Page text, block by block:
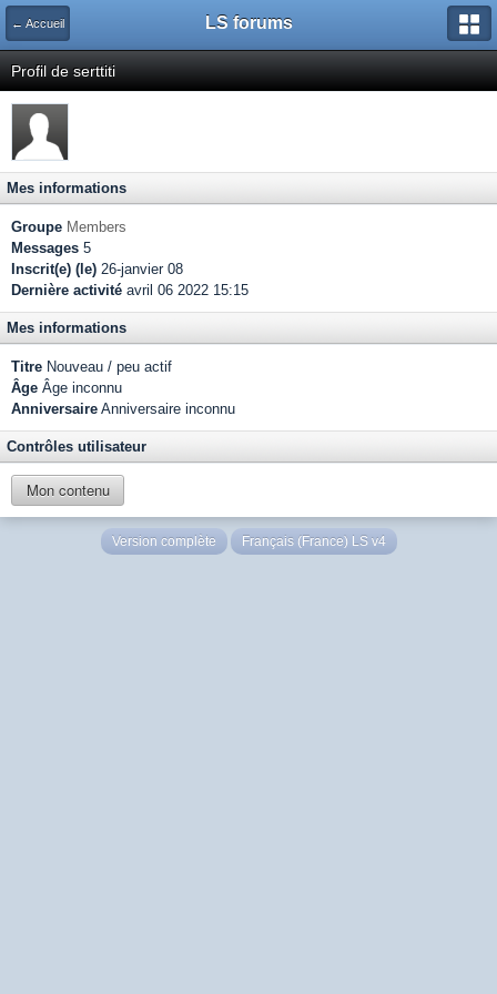
← Accueil LS forums
Profil de serttiti
Mes informations
Groupe Members
Messages 5
Inscrit(e) (le) 26-janvier 08
Dernière activité avril 06 2022 15:15
Mes informations
Titre Nouveau / peu actif
Âge Âge inconnu
Anniversaire Anniversaire inconnu
Contrôles utilisateur
Mon contenu
Version complète Français (France) LS v4